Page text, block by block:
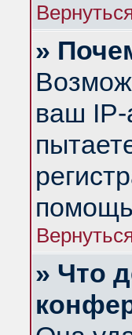
»
ваш IP-
» Что